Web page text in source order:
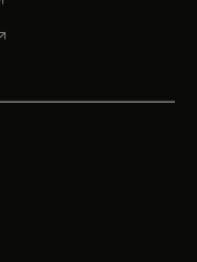
abre en una pestaña